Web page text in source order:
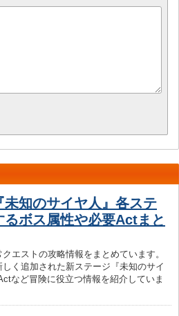
未知のサイヤ人』各ステ
るボス属性や必要Actまと
エストの攻略情報をまとめています。
く追加された新ステージ『未知のサイ
など冒険に役立つ情報を紹介していま